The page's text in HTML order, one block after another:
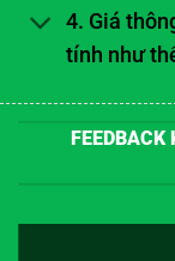
4. Giá
tính như
FEEDBACK